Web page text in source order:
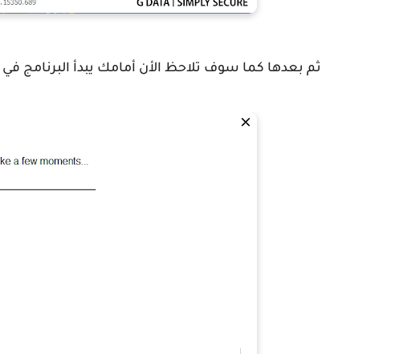
ثم بعدها كما سوف تلاحظ الأن أمامك يبدأ البرنامج